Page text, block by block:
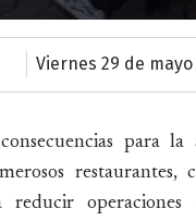
viernes 29 de
para la
restaurantes,
reducir operaciones